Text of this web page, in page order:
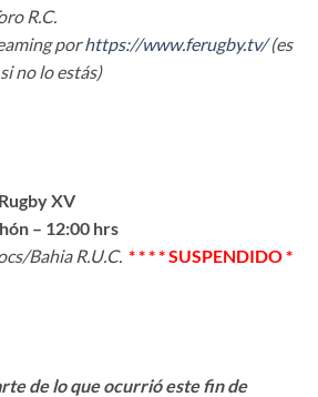
R.C.
porhttps://www.ferugby.tv/(es
no lo estás)
XV
– 12:00 hrs
Bahia R.U.C. * * * * SUSPENDIDO *
de lo que ocurrió este fin de